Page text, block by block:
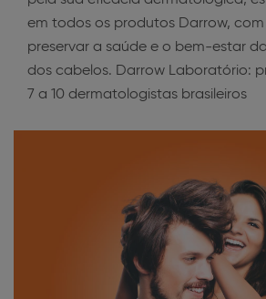
em todos os produtos Darrow,
preservar a saúde e o bem-estar
dos cabelos. Darrow Laboratório:
7 a 10 dermatologistas brasileiros